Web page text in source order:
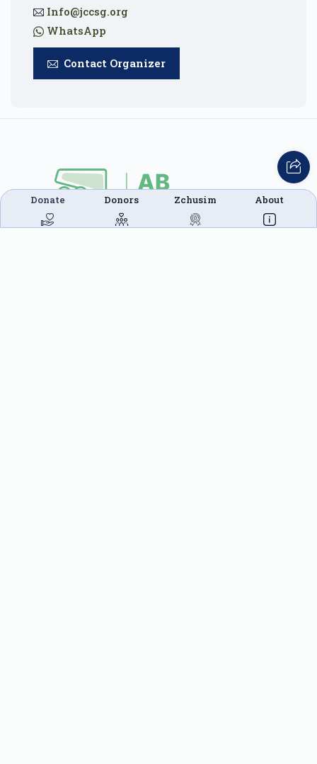
Info@jccsg.org
WhatsApp
Contact Organizer
Donate Donors Zchusim About